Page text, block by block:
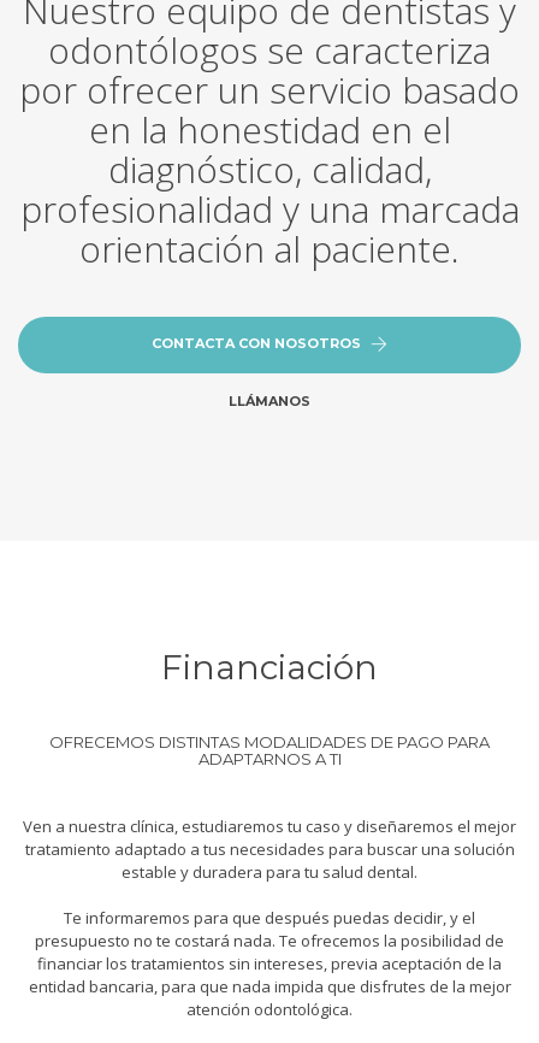
Nuestro equipo de dentistas y
odontólogos se caracteriza
por ofrecer un servicio basado
en la honestidad en el
diagnóstico, calidad,
profesionalidad y una marcada
orientación al paciente.
CONTACTA CON NOSOTROS
LLÁMANOS
Financiación
OFRECEMOS DISTINTAS MODALIDADES DE PAGO PARA
ADAPTARNOS A TI
Ven a nuestra clínica, estudiaremos tu caso y diseñaremos el mejor
tratamiento adaptado a tus necesidades para buscar una solución
estable y duradera para tu salud dental.
Te informaremos para que después puedas decidir, y el
presupuesto no te costará nada. Te ofrecemos la posibilidad de
financiar los tratamientos sin intereses, previa aceptación de la
entidad bancaria, para que nada impida que disfrutes de la mejor
atención odontológica.